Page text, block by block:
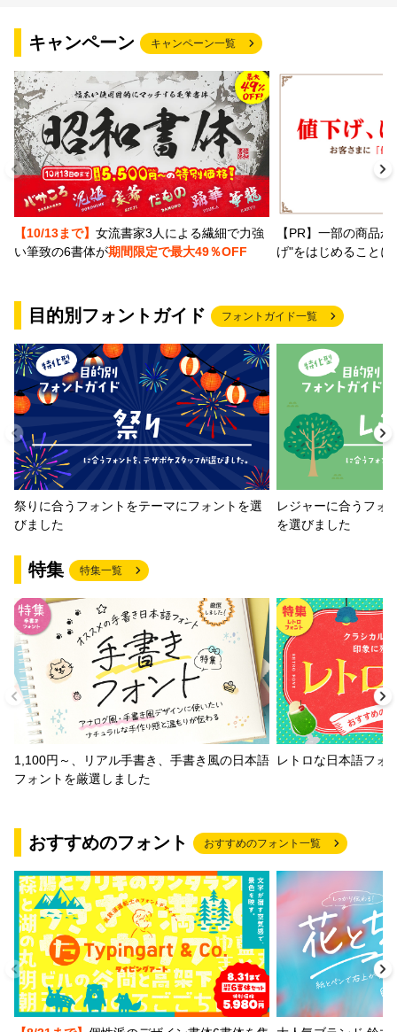
キャンペーン キャンペーン一覧
【10/13まで】 女流書家3人による繊細で力強
い筆致の6書体が期間限定で最大49％OFF
【PR】一部の商品
げ"をはじめること
目的別フォントガイド フォントガイド一覧
祭りに合うフォントをテーマにフォントを選
びました
レジャーに合うフォ
を選びました
特集 特集一覧
1,100円～、リアル手書き、手書き風の日本語
フォントを厳選しました
レトロな日本語フォ
おすすめのフォント おすすめのフォント一覧